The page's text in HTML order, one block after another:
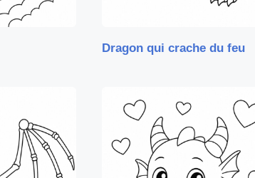
Dragon qui crache du feu